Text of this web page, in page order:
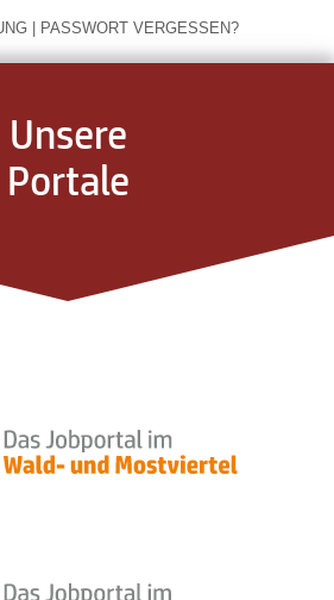
| PASSWORT VERGESSEN?
Unsere
Portale